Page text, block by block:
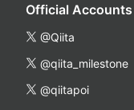
Official Accounts
@Qiita
@qiita_milestone
@qiitapoi